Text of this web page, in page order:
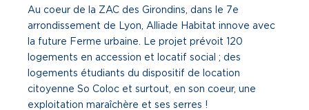
Notre histoire
Nous rejoindre
Nos métiers
Au coeur de la ZAC des Girondins, dans le 7e
arrondissement de Lyon, Alliade Habitat innove avec
la future Ferme urbaine. Le projet prévoit 120
logements en accession et locatif social ; des
logements étudiants du dispositif de location
citoyenne So Coloc et surtout, en son coeur, une
exploitation maraîchère et ses serres !